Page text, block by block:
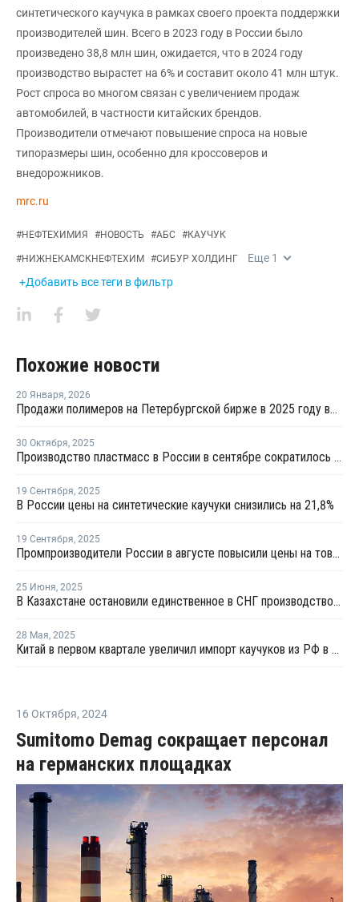
синтетического каучука в рамках своего проекта поддержки
производителей шин. Всего в 2023 году в России было
произведено 38,8 млн шин, ожидается, что в 2024 году
производство вырастет на 6% и составит около 41 млн штук.
Рост спроса во многом связан с увеличением продаж
автомобилей, в частности китайских брендов.
Производители отмечают повышение спроса на новые
типоразмеры шин, особенно для кроссоверов и
внедорожников.
mrc.ru
#НЕФТЕХИМИЯ #НОВОСТЬ #АБС #КАУЧУК
#НИЖНЕКАМСКНЕФТЕХИМ #СИБУР ХОЛДИНГ Еще 1
+Добавить все теги в фильтр
Похожие новости
20 Января, 2026
Продажи полимеров на Петербургской бирже в 2025 году выросли в 3,3 раза
30 Октября, 2025
Производство пластмасс в России в сентябре сократилось на 9,6%
19 Сентября, 2025
В России цены на синтетические каучуки снизились на 21,8%
19 Сентября, 2025
Промпроизводители России в августе повысили цены на товары на 1,1%
25 Июня, 2025
В Казахстане остановили единственное в СНГ производство карбида кальция
28 Мая, 2025
Китай в первом квартале увеличил импорт каучуков из РФ в денежном выражении в 1,5 раза
16 Октября, 2024
Sumitomo Demag сокращает персонал
на германских площадках